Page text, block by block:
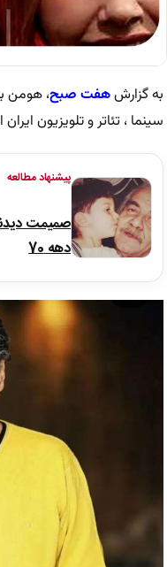
به گزارشهفت صبح
سینما ، تئاتر و تلویزیون
پیشنهاد مطالعه
صمیمت
دهه 70